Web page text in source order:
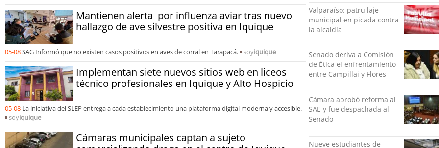
Mantienen alerta por influenza aviar tras nuevo
hallazgo de ave silvestre positiva en Iquique
05-08SAG Informó que no existen casos positivos en aves de corral en Tarapacá. soyiquique
Implementan siete nuevos sitios web en liceos
técnico profesionales en Iquique y Alto Hospicio
05-08 La iniciativa del SLEP entrega a cada establecimiento una plataforma digital moderna y accesible.
soyiquique
Cámaras municipales captan a sujeto
Valparaíso: patrullaje
municipal en picada contra
la alcaldía
Senado deriva a Comisión
de Ética el enfrentamiento
entre Campillai y Flores
Cámara aprobó reforma al
SAE y fue despachada al
Senado
Nueve estudiantes de